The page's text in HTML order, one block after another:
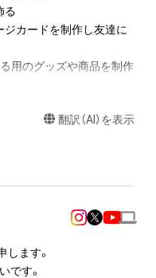
る
ジカードを制作し友達に
用のグッズや商品を制作
、意匠権その他の知的財
す。)は、本アイテムの著
そのため、本アイテム
関する創作物にかかる
翻訳（AI）を表示
ます。
です。